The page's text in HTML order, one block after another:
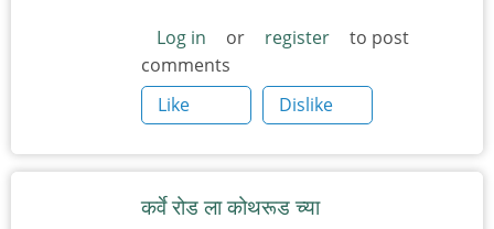
Log in or register
to post
comments
Like
Dislike
कर्वे रोड ला कोथरूड च्या